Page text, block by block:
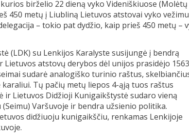
birželio 22 dieną vyko Videniškiuose (Molėtų
450 metų į Liubliną Lietuvos atstovai vyko
– tokio pat dydžio, kaip prieš 450 metų –
(LDK) su Lenkijos Karalyste susijungė į bendrą
atstovų derybos dėl unijos prasidėjo
sudarė analogiško turinio raštus,
Tų pačių metų liepos 4-ąją tuos raštus
ir Lietuvos Didžioji Kunigaikštystė sudaro vieną
Varšuvoje ir bendra užsienio politika.
didžiuoju kunigaikščiu, renkamas Lenkijoje